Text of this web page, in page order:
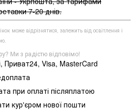
7-20 днів.
може відрізнятися, залежить від освітлення і
Ми з радістю відповімо!
Приват24, Visa, MasterCard
при оплаті післяплатою
кур'єром нової пошти